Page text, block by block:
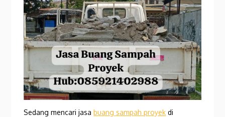
Sedang mencari jasabuang sampah proyek di